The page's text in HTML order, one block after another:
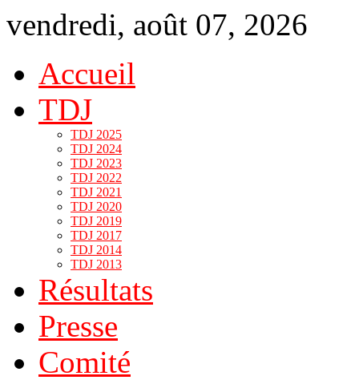
vendredi, août 07, 2026
Accueil
TDJ
TDJ 2025
TDJ 2024
TDJ 2023
TDJ 2022
TDJ 2021
TDJ 2020
TDJ 2019
TDJ 2017
TDJ 2014
TDJ 2013
Résultats
Presse
Comité